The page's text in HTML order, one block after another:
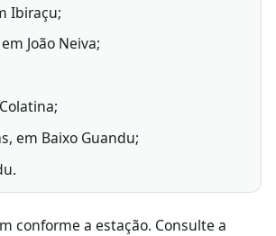
Ibiraçu;
João Neiva;
em Baixo Guandu;
conforme a estação. Consulte a